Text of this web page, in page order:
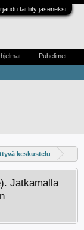
tai liity jäseneksi
keskustelu
Jatkamalla
Puhelimet